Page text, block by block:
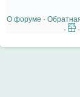
О форуме ·
·